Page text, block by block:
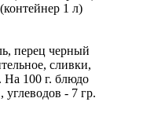
1 л)
перец черный
сливки,
На 100 г. блюдо
- 7 гр.